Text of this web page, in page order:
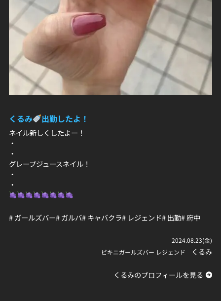
くるみ 出勤したよ！
ネイル新しくしたよー！
・
・
グレープジュースネイル！
・
・
# ガールズバー# ガルバ# キャバクラ# レジェンド# 出勤# 府中
2024.08.23(金)
ビキニガールズバー レジェンド
くるみ
くるみのプロフィールを見る